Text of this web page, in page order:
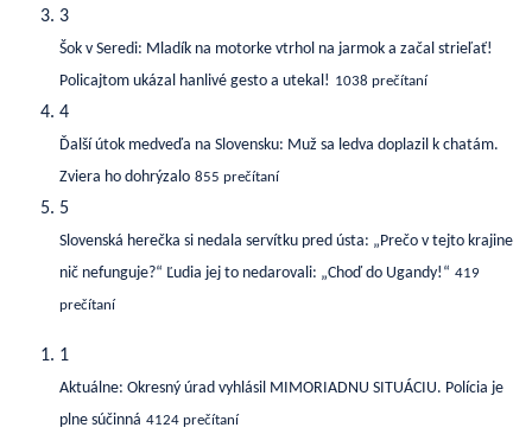
3
Šok v Seredi: Mladík na motorke vtrhol na jarmok a začal strieľať!
Policajtom ukázal hanlivé gesto a utekal! 1038 prečítaní
4
Ďalší útok medveďa na Slovensku: Muž sa ledva doplazil k chatám.
Zviera ho dohrýzalo 855 prečítaní
5
Slovenská herečka si nedala servítku pred ústa: „Prečo v tejto krajine
nič nefunguje?“ Ľudia jej to nedarovali: „Choď do Ugandy!“ 419
prečítaní
1
Aktuálne: Okresný úrad vyhlásil MIMORIADNU SITUÁCIU. Polícia je
plne súčinná 4124 prečítaní